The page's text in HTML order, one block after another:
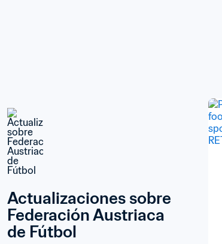
Actualizaciones sobre
Federación Austriaca
de Fútbol